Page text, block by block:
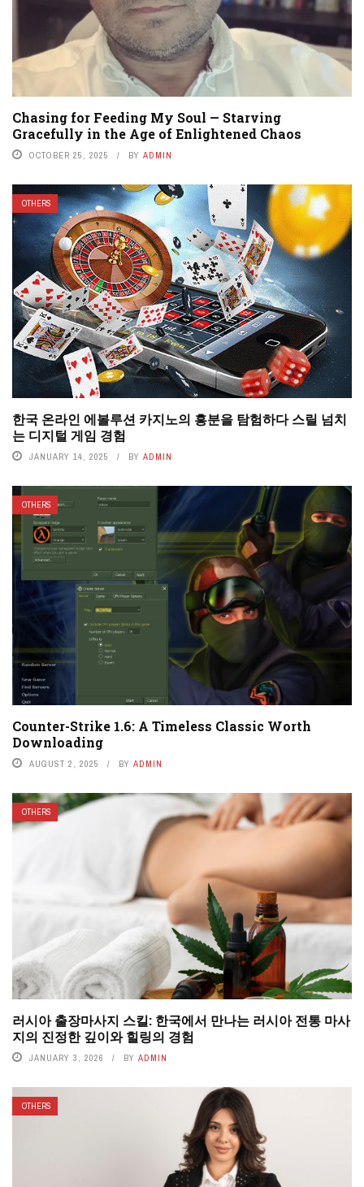
Chasing for Feeding My Soul — Starving
Gracefully in the Age of Enlightened Chaos
OCTOBER 25, 2025 BY ADMIN
OTHERS
한국 온라인 에볼루션 카지노의 흥분을 탐험하다 스릴 넘치
는 디지털 게임 경험
JANUARY 14, 2025 BY ADMIN
OTHERS
Counter-Strike 1.6: A Timeless Classic Worth
Downloading
AUGUST 2, 2025 BY ADMIN
OTHERS
러시아 출장마사지 스킬: 한국에서 만나는 러시아 전통 마사
지의 진정한 깊이와 힐링의 경험
JANUARY 3, 2026 BY ADMIN
OTHERS